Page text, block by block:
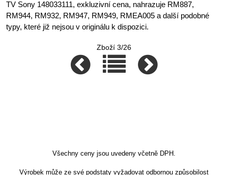
TV Sony 148033111, exkluzivní cena, nahrazuje RM887,
RM944, RM932, RM947, RM949, RMEA005 a další podobné
typy, které již nejsou v originálu k dispozici.
Zboží 3/26
Všechny ceny jsou uvedeny včetně DPH.
Výrobek může ze své podstaty vyžadovat odbornou způsobilost